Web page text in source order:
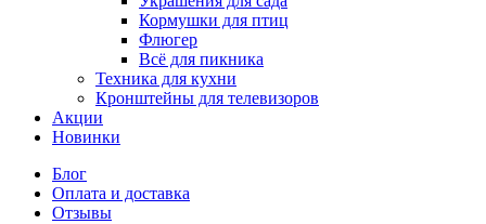
Кормушки для птиц
Флюгер
Всё для пикника
Техника для кухни
Кронштейны для телевизоров
Акции
Новинки
Блог
Оплата и доставка
Отзывы